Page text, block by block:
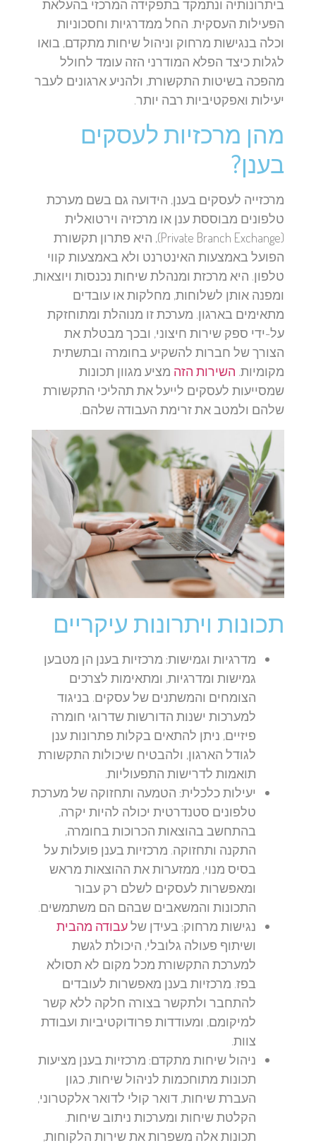
ביתרונותיה ונתמקד בתפקידה המרכזי בהעלאת
הפעילות העסקית. החל ממדרגיות וחסכוניות
וכלה בנגישות מרחוק וניהול שיחות מתקדם, בואו
לגלות כיצד הפלא המודרני הזה עומד לחולל
מהפכה בשיטות התקשורת, ולהניע ארגונים לעבר
יעילות ואפקטיביות רבה יותר.
מהן מרכזיות לעסקים
בענן?
מרכזייה לעסקים בענן, הידועה גם בשם מערכת
טלפונים מבוססת ענן או מרכזיה וירטואלית
(Private Branch Exchange), היא פתרון תקשורת
הפועל באמצעות האינטרנט ולא באמצעות קווי
טלפון. היא מרכזת ומנהלת שיחות נכנסות ויוצאות,
ומפנה אותן לשלוחות, מחלקות או עובדים
מתאימים בארגון. מערכת זו מנוהלת ומתוחזקת
על-ידי ספק שירות חיצוני, ובכך מבטלת את
הצורך של חברות להשקיע בחומרה ובתשתית
מקומיות.השירות הזהמציע מגוון תכונות
שמסייעות לעסקים לייעל את תהליכי התקשורת
שלהם ולמטב את זרימת העבודה שלהם.
תכונות ויתרונות עיקריים
מדרגיות וגמישות:מרכזיות בענן הן מטבען
גמישות ומדרגיות, ומתאימות לצרכים
הצומחים והמשתנים של עסקים. בניגוד
למערכות ישנות הדורשות שדרוגי חומרה
פיזיים, ניתן להתאים בקלות פתרונות ענן
לגודל הארגון, ולהבטיח שיכולות התקשורת
תואמות לדרישות התפעוליות.
יעילות כלכלית:הטמעה ותחזוקה של מערכת
טלפונים סטנדרטית יכולה להיות יקרה,
בהתחשב בהוצאות הכרוכות בחומרה,
התקנה ותחזוקה. מרכזיות בענן פועלות על
בסיס מנוי, ממזערות את ההוצאות מראש
ומאפשרות לעסקים לשלם רק עבור
התכונות והמשאבים שבהם הם משתמשים.
נגישות מרחוק:בעידן שלעבודה מהבית
ושיתוף פעולה גלובלי, היכולת לגשת
למערכת התקשורת מכל מקום לא תסולא
בפז. מרכזיות בענן מאפשרות לעובדים
להתחבר ולתקשר בצורה חלקה ללא קשר
למיקומם, ומעודדות פרודוקטיביות ועבודת
צוות.
ניהול שיחות מתקדם:מרכזיות בענן מציעות
תכונות מתוחכמות לניהול שיחות, כגון
העברת שיחות, דואר קולי לדואר אלקטרוני,
הקלטת שיחות ומערכות ניתוב שיחות.
תכונות אלה משפרות את שירות הלקוחות,